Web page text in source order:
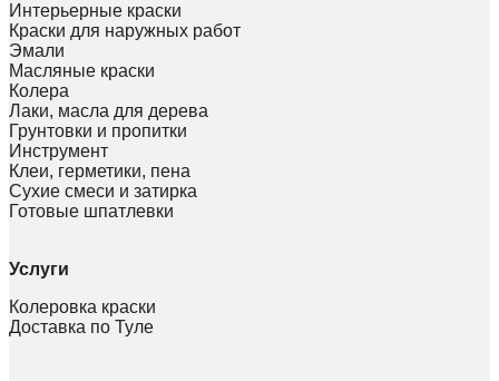
Интерьерные краски
Краски для наружных работ
Эмали
Масляные краски
Колера
Лаки, масла для дерева
Грунтовки и пропитки
Инструмент
Клеи, герметики, пена
Сухие смеси и затирка
Готовые шпатлевки
Услуги
Колеровка краски
Доставка по Туле